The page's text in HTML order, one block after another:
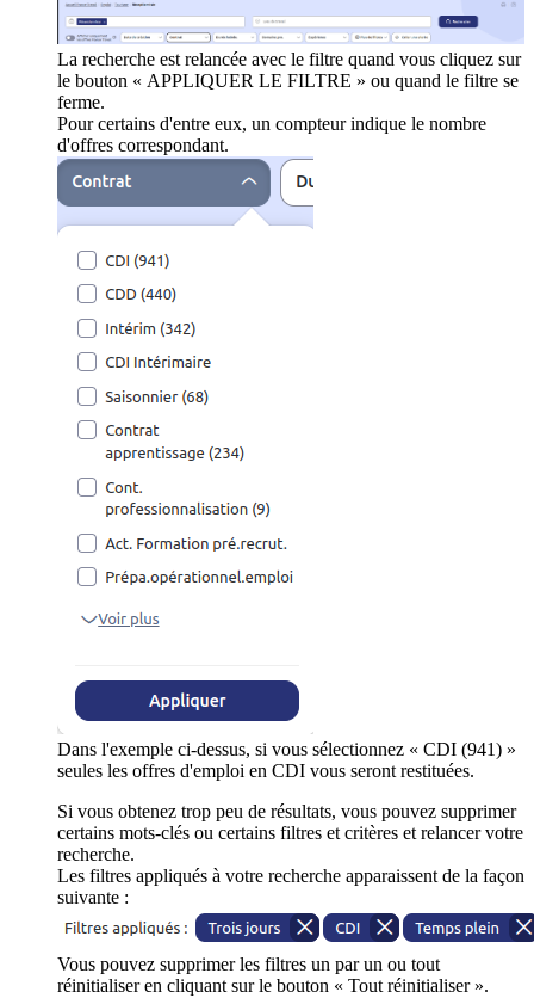
La recherche est relancée avec le filtre quand vous cliquez sur
le bouton « APPLIQUER LE FILTRE » ou quand le filtre se
ferme.
Pour certains d'entre eux, un compteur indique le nombre
d'offres correspondant.
Dans l'exemple ci-dessus, si vous sélectionnez « CDI (941) »
seules les offres d'emploi en CDI vous seront restituées.
Si vous obtenez trop peu de résultats, vous pouvez supprimer
certains mots-clés ou certains filtres et critères et relancer votre
recherche.
Les filtres appliqués à votre recherche apparaissent de la façon
suivante :
Vous pouvez supprimer les filtres un par un ou tout
réinitialiser en cliquant sur le bouton « Tout réinitialiser ».